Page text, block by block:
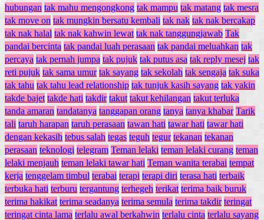
hubungan tak mahu mengongkong tak mampu tak matang tak mesra
tak move on tak mungkin bersatu kembali tak nak tak nak bercakap
tak nak halal tak nak kahwin lewat tak nak tanggungjawab Tak
pandai bercinta tak pandai luah perasaan tak pandai meluahkan tak
percaya tak pernah jumpa tak pujuk tak putus asa tak reply mesej tak
reti pujuk tak sama umur tak sayang tak sekolah tak sengaja tak suka
tak tahu tak tahu lead relationship tak tunjuk kasih sayang tak yakin
takde bajet takde hati takdir takut takut kehilangan takut terluka
tanda amaran tandatanya tanggapan orang tanya tanya khabar Tarik
tali taruh harapan taruh perasaan tawan hati tawar hati tawar hati
dengan kekasih tebus salah tegas teguh tegur tekanan tekanan
perasaan teknologi telegram Teman lelaki teman lelaki curang teman
lelaki menjauh teman lelaki tawar hati Teman wanita terabai tempat
kerja tenggelam timbul terabai terapi terapi diri terasa hati terbaik
terbuka hati terburu tergantung terhegeh terikat terima baik buruk
terima hakikat terima seadanya terima semula terima takdir teringat
teringat cinta lama terlalu awal berkahwin terlalu cinta terlalu sayang